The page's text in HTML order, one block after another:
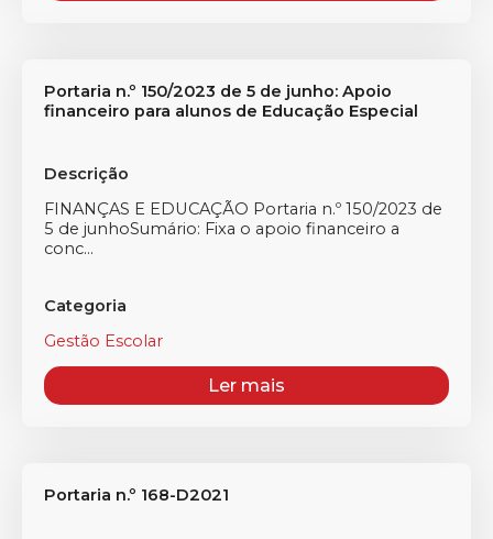
Portaria n.º 150/2023 de 5 de junho: Apoio
financeiro para alunos de Educação Especial
Descrição
FINANÇAS E EDUCAÇÃO Portaria n.º 150/2023 de
5 de junhoSumário: Fixa o apoio financeiro a
conc...
Categoria
Gestão Escolar
Ler mais
Portaria n.º 168-D2021